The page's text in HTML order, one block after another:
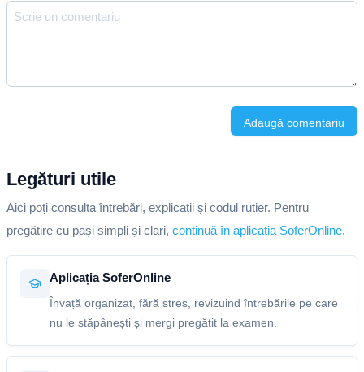
Adaugă comentariu
Legături utile
Aici poți consulta întrebări, explicații și codul rutier. Pentru
pregătire cu pași simpli și clari, continuă în aplicația SoferOnline.
Aplicația SoferOnline
Învață organizat, fără stres, revizuind întrebările pe care
nu le stăpânești și mergi pregătit la examen.